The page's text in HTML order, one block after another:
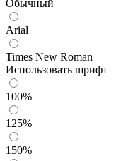
Обычный
Arial
Times New Roman
Использовать шрифт
100%
125%
150%